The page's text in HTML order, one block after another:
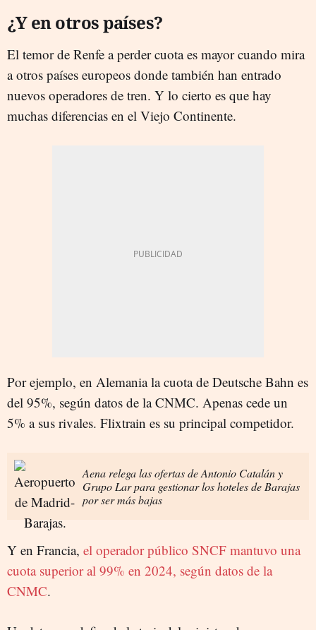
¿Y en otros países?
El temor de Renfe a perder cuota es mayor cuando mira
a otros países europeos donde también han entrado
nuevos operadores de tren. Y lo cierto es que hay
muchas diferencias en el Viejo Continente.
Por ejemplo, en Alemania la cuota de Deutsche Bahn es
del 95%, según datos de la CNMC. Apenas cede un
5% a sus rivales. Flixtrain es su principal competidor.
Aena relega las ofertas de Antonio Catalán y
Grupo Lar para gestionar los hoteles de Barajas
por ser más bajas
Y en Francia, el operador público SNCF mantuvo una
cuota superior al 99% en 2024, según datos de la
CNMC.